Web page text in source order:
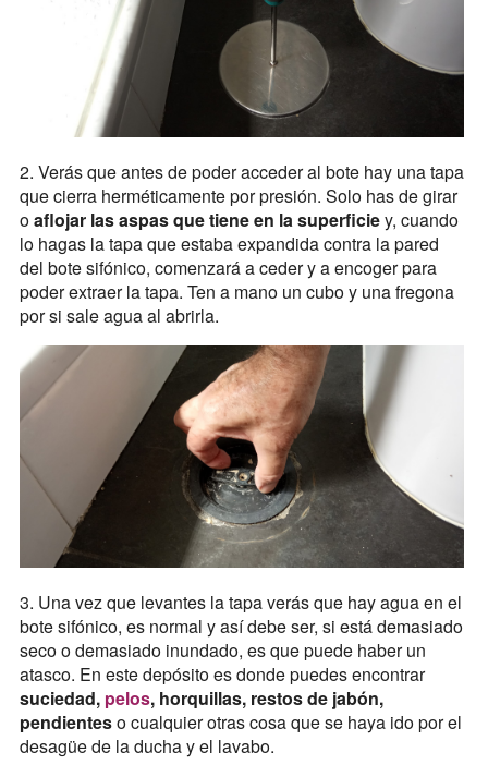
2. Verás que antes de poder acceder al bote hay una tapa
que cierra herméticamente por presión. Solo has de girar
oaflojar las aspas que tiene en la superficiey, cuando
lo hagas la tapa que estaba expandida contra la pared
del bote sifónico, comenzará a ceder y a encoger para
poder extraer la tapa. Ten a mano un cubo y una fregona
por si sale agua al abrirla.
3. Una vez que levantes la tapa verás que hay agua en el
bote sifónico, es normal y así debe ser, si está demasiado
seco o demasiado inundado, es que puede haber un
atasco. En este depósito es donde puedes encontrar
suciedad, pelos, horquillas, restos de jabón,
pendienteso cualquier otras cosa que se haya ido por el
desagüe de la ducha y el lavabo.